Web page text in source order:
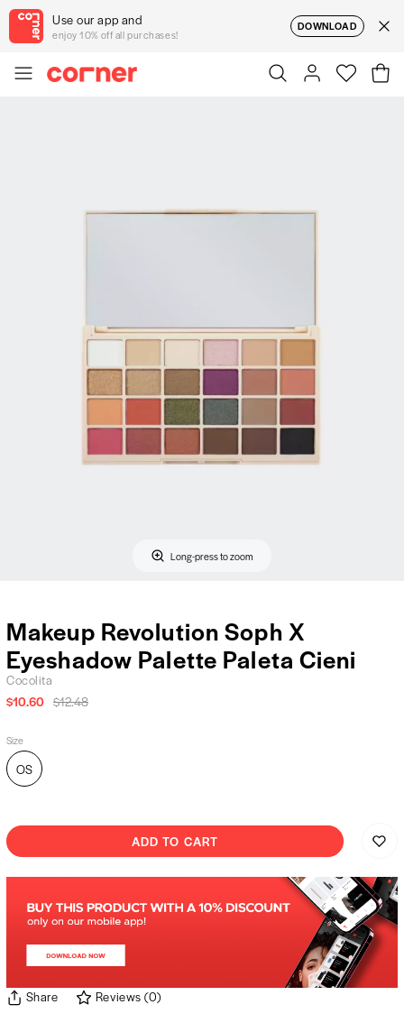
Use our app and
enjoy 10% off all purchases!
DOWNLOAD
Long-press to zoom
Makeup Revolution Soph X
Eyeshadow Palette Paleta Cieni
Cocolita
$10.60 $12.48
Size
OS
ADD TO CART
Share Reviews (0)